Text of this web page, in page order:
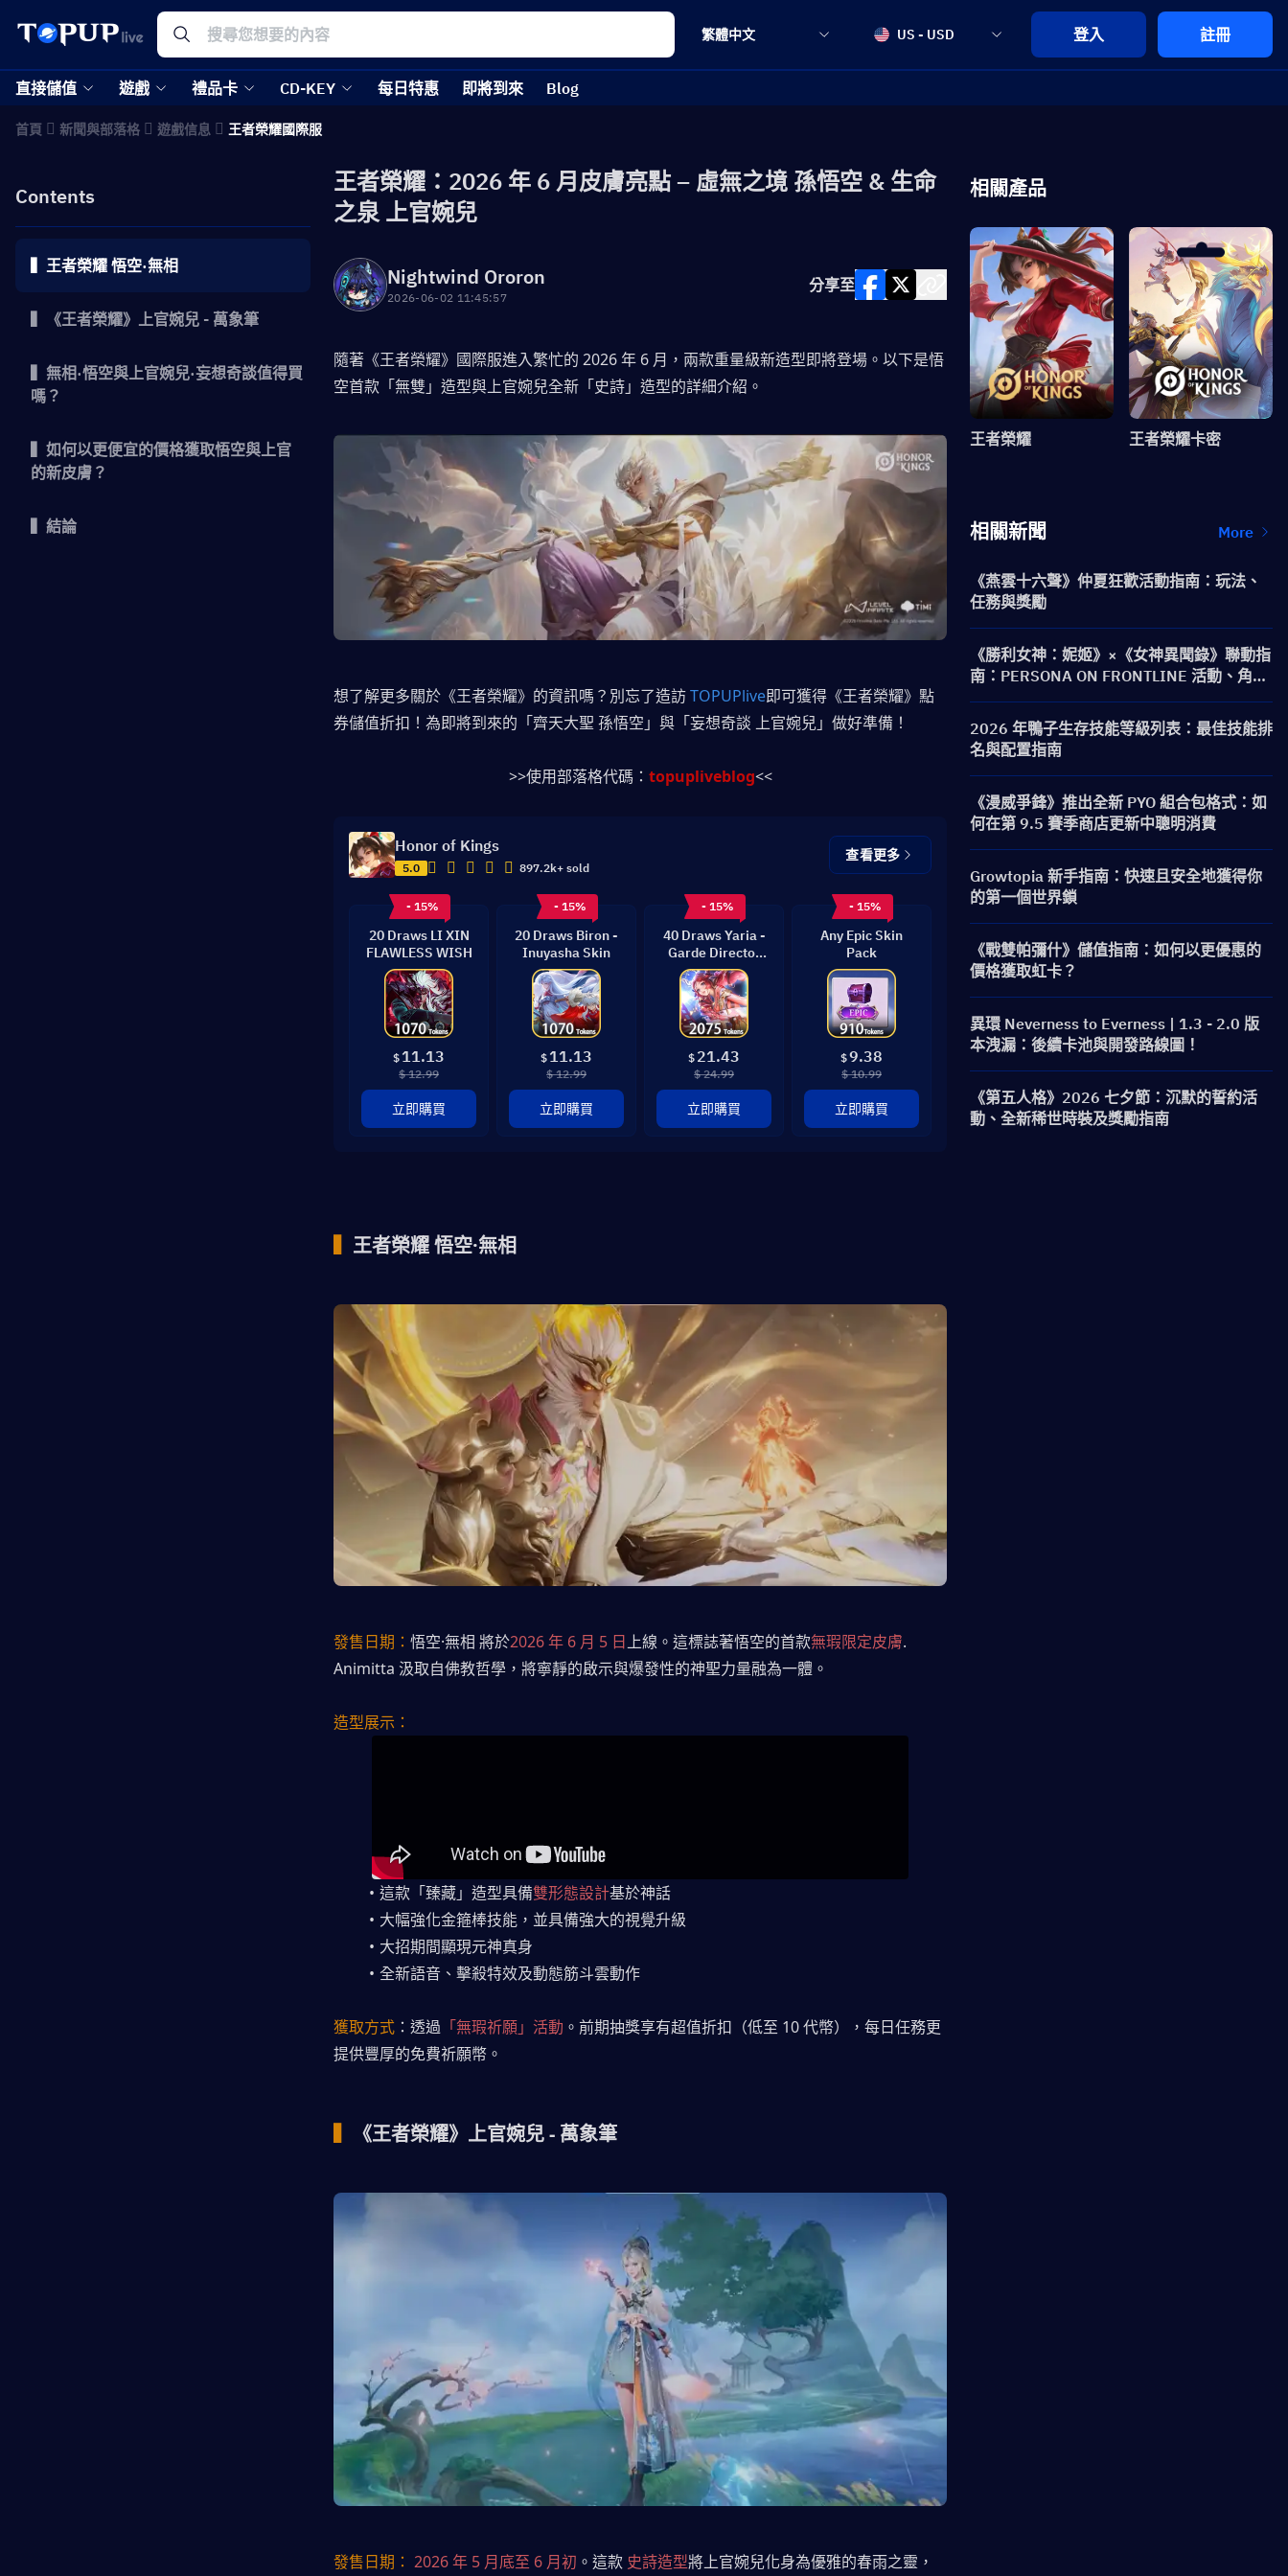
繁體中文 US - USD 登入 註冊
直接儲值 遊戲 禮品卡 CD-KEY 每日特惠 即將到來 Blog
首頁 新聞與部落格 遊戲信息 王者榮耀國際服
Contents
▍王者榮耀 悟空·無相
▍《王者榮耀》上官婉兒 - 萬象筆
▍無相·悟空與上官婉兒·妄想奇談值得買
嗎？
▍如何以更便宜的價格獲取悟空與上官
的新皮膚？
▍結論
王者榮耀：2026 年 6 月皮膚亮點 – 虛無之境 孫悟空 & 生命
之泉 上官婉兒
Nightwind Ororon
2026-06-02 11:45:57
分享至
隨著《王者榮耀》國際服進入繁忙的 2026 年 6 月，兩款重量級新造型即將登場。以下是悟
空首款「無雙」造型與上官婉兒全新「史詩」造型的詳細介紹。
想了解更多關於《王者榮耀》的資訊嗎？別忘了造訪 TOPUPlive即可獲得《王者榮耀》點
券儲值折扣！為即將到來的「齊天大聖 孫悟空」與「妄想奇談 上官婉兒」做好準備！
>>使用部落格代碼： topupliveblog<<
Honor of Kings
5.0 897.2k+ sold
查看更多
- 15%
20 Draws LI XIN
FLAWLESS WISH
$ 11.13
$ 12.99
立即購買
- 15%
20 Draws Biron -
Inuyasha Skin
$ 11.13
$ 12.99
立即購買
- 15%
40 Draws Yaria -
Garde Director
Skin
$ 21.43
$ 24.99
立即購買
- 15%
Any Epic Skin
Pack
$9.38
$ 10.99
立即購買
王者榮耀 悟空·無相
發售日期： 悟空·無相 將於2026 年 6 月 5 日上線。這標誌著悟空的首款無瑕限定皮膚.
Animitta 汲取自佛教哲學，將寧靜的啟示與爆發性的神聖力量融為一體。
造型展示：
這款「臻藏」造型具備雙形態設計基於神話
大幅強化金箍棒技能，並具備強大的視覺升級
大招期間顯現元神真身
全新語音、擊殺特效及動態筋斗雲動作
獲取方式 ：透過 「無瑕祈願」活動 。前期抽獎享有超值折扣（低至 10 代幣），每日任務更
提供豐厚的免費祈願幣。
《王者榮耀》上官婉兒 - 萬象筆
發售日期： 2026 年 5 月底至 6 月初 。這款 史詩造型將上官婉兒化身為優雅的春雨之靈，
相關產品
王者榮耀 王者榮耀卡密
相關新聞 More
《燕雲十六聲》仲夏狂歡活動指南：玩法、
任務與獎勵
《勝利女神：妮姬》×《女神異聞錄》聯動指
南：PERSONA ON FRONTLINE 活動、角
色、卡池與獎勵
2026 年鴨子生存技能等級列表：最佳技能排
名與配置指南
《漫威爭鋒》推出全新 PYO 組合包格式：如
何在第 9.5 賽季商店更新中聰明消費
Growtopia 新手指南：快速且安全地獲得你
的第一個世界鎖
《戰雙帕彌什》儲值指南：如何以更優惠的
價格獲取虹卡？
異環 Neverness to Everness | 1.3 - 2.0 版
本洩漏：後續卡池與開發路線圖！
《第五人格》2026 七夕節：沉默的誓約活
動、全新稀世時裝及獎勵指南